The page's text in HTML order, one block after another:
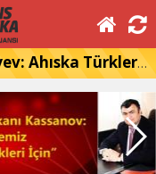
Gürcistan'a dönmek istiyor